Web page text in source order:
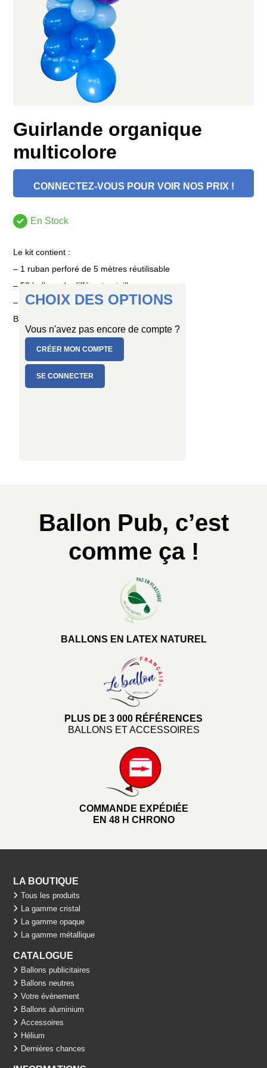
Guirlande organique
multicolore
CONNECTEZ-VOUS POUR VOIR NOS PRIX !
En Stock
Le kit contient :
– 1 ruban perforé de 5 mètres réutilisable
– 50 ballons de différentes tailles
– 1 mode d’emploi détaillé
Ballons en latex naturel, fabrication française.
CHOIX DES OPTIONS
Vous n'avez pas encore de compte ?
CRÉER MON COMPTE
SE CONNECTER
Ballon Pub, c’est
comme ça !
BALLONS EN LATEX NATUREL
PLUS DE 3 000 RÉFÉRENCES
BALLONS ET ACCESSOIRES
COMMANDE EXPÉDIÉE
EN 48 H CHRONO
LA BOUTIQUE
Tous les produits
La gamme cristal
La gamme opaque
La gamme métallique
CATALOGUE
Ballons publicitaires
Ballons neutres
Votre évènement
Ballons aluminium
Accessoires
Hélium
Dernières chances